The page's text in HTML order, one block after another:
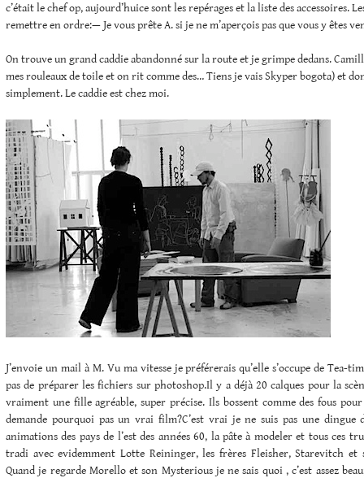
c’était le chef op, aujourd’huice sont les repérages et la liste des accessoires.
remettre en ordre:— Je vous prête A. si je ne m’aperçois pas que vous y êtes
On trouve un grand caddie abandonné sur la route et je grimpe dedans.
mes rouleaux de toile et on rit comme des… Tiens je vais Skyper bogota) et
simplement. Le caddie est chez moi.
J’envoie un mail à M. Vu ma vitesse je préférerais qu’elle s’occupe de Tea-
pas de préparer les fichiers sur photoshop.Il y a déjà 20 calques pour la
vraiment une fille agréable, super précise. Ils bossent comme des fous
demande pourquoi pas un vrai film?C’est vrai je ne suis pas une dingue
animations des pays de l’est des années 60, la pâte à modeler et tous ces
tradi avec evidemment Lotte Reininger, les frères Fleisher, Starevitch et
Quand je regarde Morello et son Mysterious je ne sais quoi , c’est assez